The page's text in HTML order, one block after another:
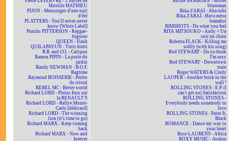
Mireille MATHIEU
PIJON - Mensonges d'une nuit
d'été
PLATTERS - You'll never never
know [White Label]
Punchs PITTERSON - Reggae-
biguine
QUEEN - Flash
QUILAPAYUN - Tutti-frutti
R.B. and CO. - Calypso
Ramon PIPIN - La porte du
jardin
Randy NEWMAN - B.O.F.
Ragtime
Raymond BOISSERIE - Perles
de cristal
REBEL MC - Better world
Richard LORD - Pleins feux sur
la RENAULT 9
Richard LORD - Rallye Monte-
Carlo [dédicacé]
Richard LORD - The winning
lion (it's time to go)
Richard MARX - Keep coming
back
Richard MARX - Now and
forever
bluesman
Rika ZARAÏ - Aba-nibi
Rika ZARAÏ - Hava netse
bamahol
RIMSHOTS - Do what you feel
RITA MITSOUKO - Andy + Un
soir un chien
Roberta FLACK - Killing me
softly (with his song)
Rod STEWART - Da ya think
I'm sexy
Rod STEWART - Downtown
train
Roger WATERS & Cindy
LAUPER - Another brick in the
wall ²
ROLLING STONES - E.P. (I
can't get no) Satisfaction
ROLLING STONES -
Everybody needs somebody to
love
ROLLING STONES - Paint It,
Black
ROMANCE - Dance my way to
your heart
Rose LAURENS - Africa
ROXY MUSIC - Avalon